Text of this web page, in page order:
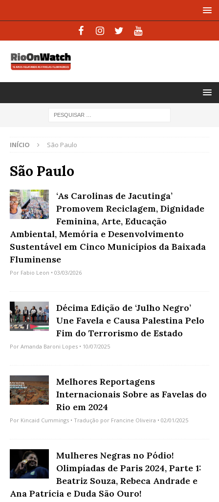
INÍCIO São Paulo
São Paulo
‘As Carolinas de Jacutinga’
Promovem Reciclagem, Dignidade
Feminina, Arte, Educação
Ambiental, Memória e Desenvolvimento
Sustentável em Cinco Municípios da Baixada
Fluminense
Por Fabio Leon • 03/03/2026
Décima Edição de ‘Julho Negro’
Une Favela e Causa Palestina Pelo
Fim do Terrorismo de Estado
Por Amanda Baroni Lopes • 10/07/2025
Melhores Reportagens
Internacionais Sobre as Favelas do
Rio em 2024
Por Kincaid Cummings • Tradução por Francine Oliveira • 02/01/2025
Mulheres Negras no Pódio!
Olimpíadas de Paris 2024, Parte 1:
Beatriz Souza, Rebeca Andrade e
Ana Patrícia e Duda São Ouro!